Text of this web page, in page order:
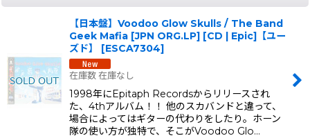
【日本盤】Voodoo Glow Skulls / The Band
Geek Mafia [JPN ORG.LP] [CD | Epic]【ユー
ズド】
[ESCA7304]
在庫数 在庫なし
1998年にEpitaph Recordsからリリースされ
た、4thアルバム！！ 他のスカバンドと違って、
場合によってはギターの代わりをしたり。ホーン
隊の使い方が独特で、そこがVoodoo Glo…